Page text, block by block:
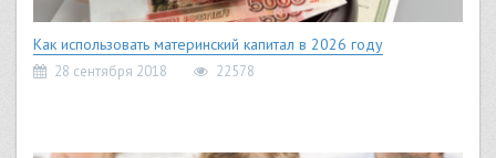
Как использовать материнский капитал в 2026 году
28 сентября 2018 22578